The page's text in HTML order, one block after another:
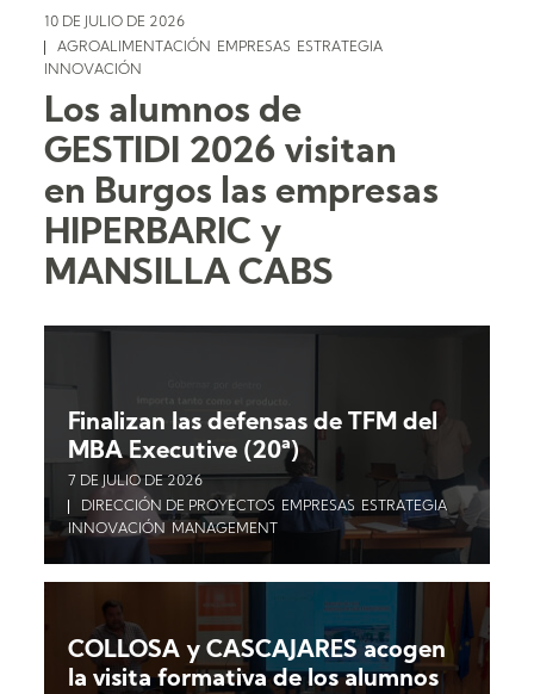
10 DE JULIO DE 2026
AGROALIMENTACIÓN EMPRESAS ESTRATEGIA
INNOVACIÓN
Los alumnos de
GESTIDI 2026 visitan
en Burgos las empresas
HIPERBARIC y
MANSILLA CABS
Finalizan las defensas de TFM del
MBA Executive (20ª)
7 DE JULIO DE 2026
DIRECCIÓN DE PROYECTOS EMPRESAS ESTRATEGIA
INNOVACIÓN MANAGEMENT
COLLOSA y CASCAJARES acogen
la visita formativa de los alumnos